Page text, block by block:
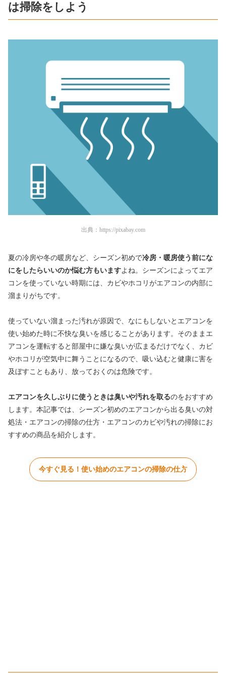
は掃除をしよう
出典： https://pixabay.com
夏の冷房や冬の暖房など、シーズン初めで冷房・暖房使う前にな
にをしたらいいのか悩む方もいますよね。シーズンによってエア
コンを使っていない時期には、カビやホコリがエアコンの内部に
溜まりがちです。
使っていない溜まった汚れが原因で、なにもしないとエアコンを
使い始めた時に不快な臭いを感じることがあります。そのままエ
アコンを運転すると部屋中に嫌な臭いが広まるだけでなく、カビ
やホコリが空気中に舞うことになるので、吸い込むと健康に害を
及ぼすこともあり、放っておくのは危険です。
エアコンを久しぶりに使うときは臭いや汚れを取るのをおすすめ
します。本記事では、シーズン初めのエアコンから出る臭いの対
処法・エアコンの掃除の仕方・エアコンのカビや汚れの掃除にお
すすめの商品を紹介します。
今すぐ見る！使い始めのエアコンの掃除の仕方